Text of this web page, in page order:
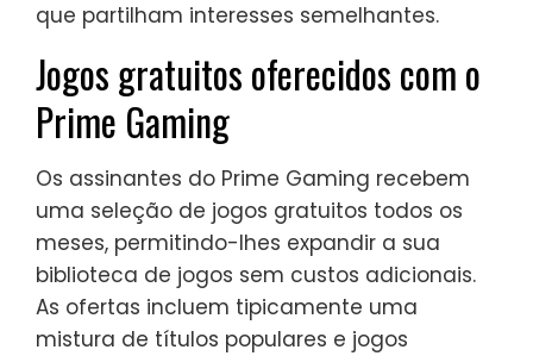
que partilham interesses semelhantes.
Jogos gratuitos oferecidos com o
Prime Gaming
Os assinantes do Prime Gaming recebem
uma seleção de jogos gratuitos todos os
meses, permitindo-lhes expandir a sua
biblioteca de jogos sem custos adicionais.
As ofertas incluem tipicamente uma
mistura de títulos populares e jogos